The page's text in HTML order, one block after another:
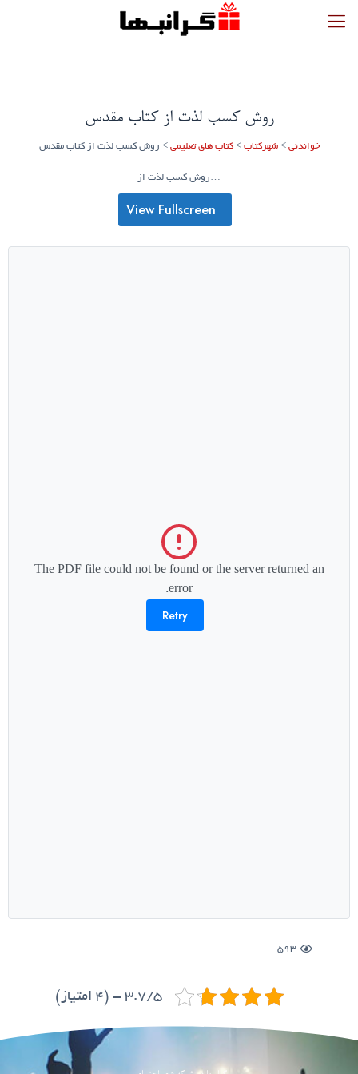
روش کسب لذت از کتاب مقدس
خواندنی> شهرکتاب> کتاب های تعلیمی> روش کسب لذت از کتاب مقدس
…روش کسب لذت از
View Fullscreen
The PDF file could not be found or the server returned an
error.
Retry
593
3.7/5 - (4 امتیاز)